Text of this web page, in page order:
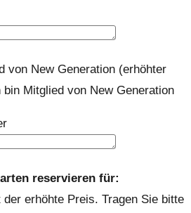
von New Generation (erhöhter
bin Mitglied von New Generation
reservieren für:
erhöhte Preis. Tragen Sie bitte